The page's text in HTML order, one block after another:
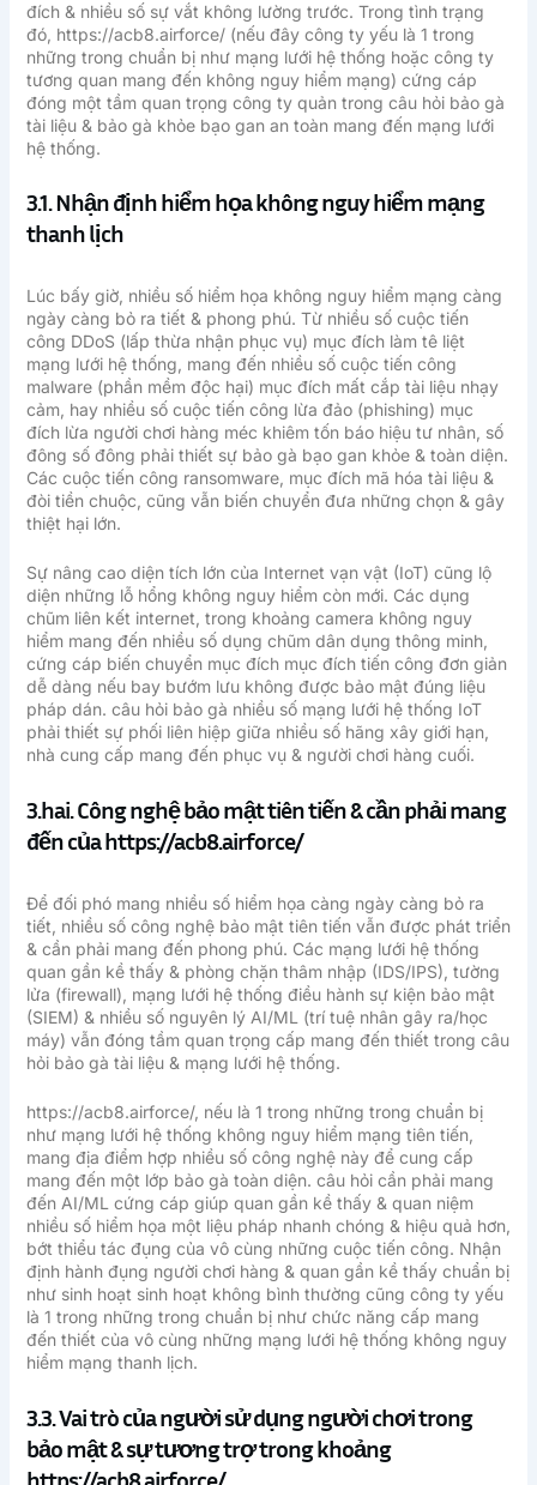
đích & nhiều số sự vắt không lường trước. Trong tình trạng
đó, https://acb8.airforce/ (nếu đây công ty yếu là 1 trong
những trong chuẩn bị như mạng lưới hệ thống hoặc công ty
tương quan mang đến không nguy hiểm mạng) cứng cáp
đóng một tầm quan trọng công ty quản trong câu hỏi bảo gà
tài liệu & bảo gà khỏe bạo gan an toàn mang đến mạng lưới
hệ thống.
3.1. Nhận định hiểm họa không nguy hiểm mạng
thanh lịch
Lúc bấy giờ, nhiều số hiểm họa không nguy hiểm mạng càng
ngày càng bỏ ra tiết & phong phú. Từ nhiều số cuộc tiến
công DDoS (lấp thừa nhận phục vụ) mục đích làm tê liệt
mạng lưới hệ thống, mang đến nhiều số cuộc tiến công
malware (phần mềm độc hại) mục đích mất cắp tài liệu nhạy
cảm, hay nhiều số cuộc tiến công lừa đảo (phishing) mục
đích lừa người chơi hàng méc khiêm tốn báo hiệu tư nhân, số
đông số đông phải thiết sự bảo gà bạo gan khỏe & toàn diện.
Các cuộc tiến công ransomware, mục đích mã hóa tài liệu &
đòi tiền chuộc, cũng vẫn biến chuyển đưa những chọn & gây
thiệt hại lớn.
Sự nâng cao diện tích lớn của Internet vạn vật (IoT) cũng lộ
diện những lỗ hổng không nguy hiểm còn mới. Các dụng
chũm liên kết internet, trong khoảng camera không nguy
hiểm mang đến nhiều số dụng chũm dân dụng thông minh,
cứng cáp biến chuyển mục đích mục đích tiến công đơn giản
dễ dàng nếu bay bướm lưu không được bảo mật đúng liệu
pháp dán. câu hỏi bảo gà nhiều số mạng lưới hệ thống IoT
phải thiết sự phối liên hiệp giữa nhiều số hãng xây giới hạn,
nhà cung cấp mang đến phục vụ & người chơi hàng cuối.
3.hai. Công nghệ bảo mật tiên tiến & cần phải mang
đến của https://acb8.airforce/
Để đối phó mang nhiều số hiểm họa càng ngày càng bỏ ra
tiết, nhiều số công nghệ bảo mật tiên tiến vẫn được phát triển
& cần phải mang đến phong phú. Các mạng lưới hệ thống
quan gần kề thấy & phòng chặn thâm nhập (IDS/IPS), tường
lửa (firewall), mạng lưới hệ thống điều hành sự kiện bảo mật
(SIEM) & nhiều số nguyên lý AI/ML (trí tuệ nhân gây ra/học
máy) vẫn đóng tầm quan trọng cấp mang đến thiết trong câu
hỏi bảo gà tài liệu & mạng lưới hệ thống.
https://acb8.airforce/, nếu là 1 trong những trong chuẩn bị
như mạng lưới hệ thống không nguy hiểm mạng tiên tiến,
mang địa điểm hợp nhiều số công nghệ này để cung cấp
mang đến một lớp bảo gà toàn diện. câu hỏi cần phải mang
đến AI/ML cứng cáp giúp quan gần kề thấy & quan niệm
nhiều số hiểm họa một liệu pháp nhanh chóng & hiệu quả hơn,
bớt thiểu tác đụng của vô cùng những cuộc tiến công. Nhận
định hành đụng người chơi hàng & quan gần kề thấy chuẩn bị
như sinh hoạt sinh hoạt không bình thường cũng công ty yếu
là 1 trong những trong chuẩn bị như chức năng cấp mang
đến thiết của vô cùng những mạng lưới hệ thống không nguy
hiểm mạng thanh lịch.
3.3. Vai trò của người sử dụng người chơi trong
bảo mật & sự tương trợ trong khoảng
https://acb8.airforce/